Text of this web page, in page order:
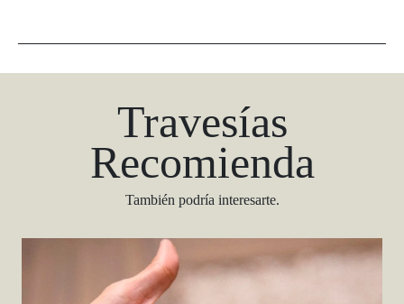
Travesías
Recomienda
También podría interesarte.